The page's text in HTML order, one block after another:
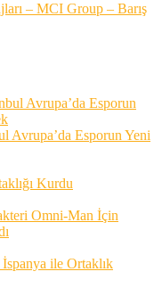
– MCI Group – Barış
Avrupa’da Esporun Yeni
Kurdu
Omni-Man İçin
ile Ortaklık